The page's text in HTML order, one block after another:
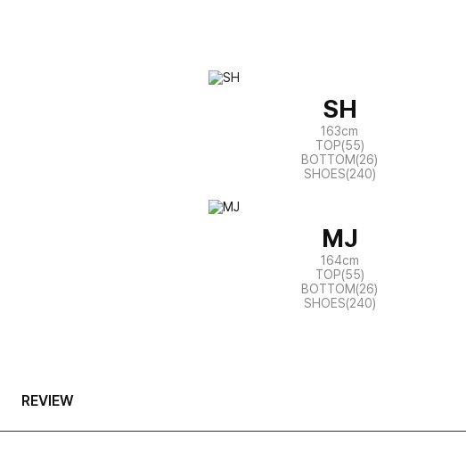
SH
163cm
TOP(55)
BOTTOM(26)
SHOES(240)
MJ
164cm
TOP(55)
BOTTOM(26)
SHOES(240)
REVIEW